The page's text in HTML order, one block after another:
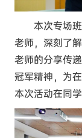
本次专场
老师，深刻了
老师的分享传
冠军精神，为
本次活动在同